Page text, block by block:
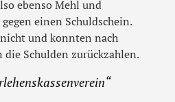
ebenso Mehl und
einen Schuldschein.
und konnten nach
Schulden zurückzahlen.